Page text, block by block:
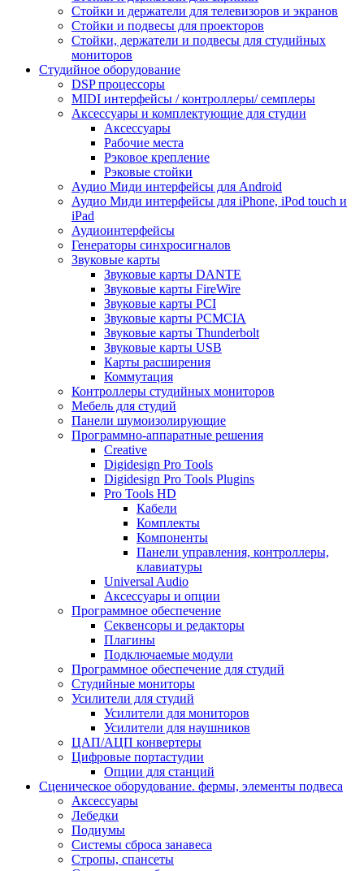
Стойки и держатели для телевизоров и экранов
Стойки и подвесы для проекторов
Стойки, держатели и подвесы для студийных
мониторов
Студийное оборудование
DSP процессоры
MIDI интерфейсы / контроллеры/ семплеры
Аксессуары и комплектующие для студии
Аксессуары
Рабочие места
Рэковое крепление
Рэковые стойки
Аудио Миди интерфейсы для Android
Аудио Миди интерфейсы для iPhone, iPod touch и
iPad
Аудиоинтерфейсы
Генераторы синхросигналов
Звуковые карты
Звуковые карты DANTE
Звуковые карты FireWire
Звуковые карты PCI
Звуковые карты PCMCIA
Звуковые карты Thunderbolt
Звуковые карты USB
Карты расширения
Коммутация
Контроллеры студийных мониторов
Мебель для студий
Панели шумоизолирующие
Программно-аппаратные решения
Creative
Digidesign Pro Tools
Digidesign Pro Tools Plugins
Pro Tools HD
Кабели
Комплекты
Компоненты
Панели управления, контроллеры,
клавиатуры
Universal Audio
Аксессуары и опции
Программное обеспечение
Cеквенсоры и редакторы
Плагины
Подключаемые модули
Программное обеспечение для студий
Студийные мониторы
Усилители для студий
Усилители для мониторов
Усилители для наушников
ЦАП/АЦП конвертеры
Цифровые портастудии
Опции для станций
Сценическое оборудование. фермы, элементы подвеса
Аксессуары
Лебедки
Подиумы
Системы сброса занавеса
Стропы, спансеты